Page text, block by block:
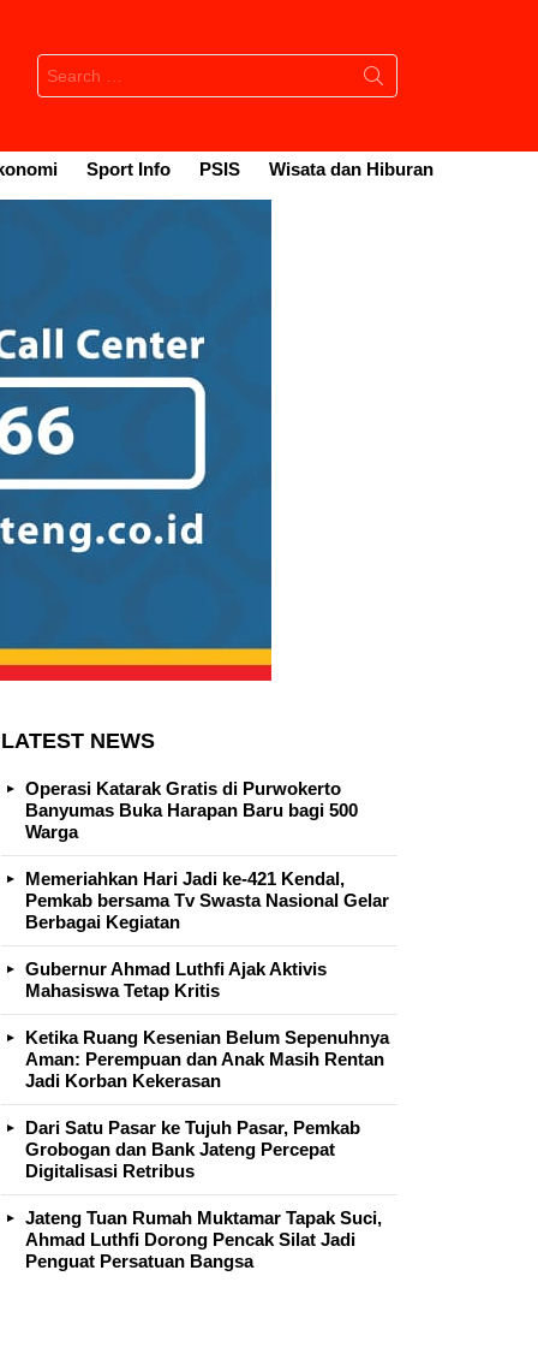
Search
for:
Sport Info PSIS Wisata dan Hiburan
LATEST NEWS
Operasi Katarak Gratis di Purwokerto
Banyumas Buka Harapan Baru bagi 500
Warga
Memeriahkan Hari Jadi ke-421 Kendal,
Pemkab bersama Tv Swasta Nasional Gelar
Berbagai Kegiatan
Gubernur Ahmad Luthfi Ajak Aktivis
Mahasiswa Tetap Kritis
Ketika Ruang Kesenian Belum Sepenuhnya
Aman: Perempuan dan Anak Masih Rentan
Jadi Korban Kekerasan
Dari Satu Pasar ke Tujuh Pasar, Pemkab
Grobogan dan Bank Jateng Percepat
Digitalisasi Retribus
Jateng Tuan Rumah Muktamar Tapak Suci,
Ahmad Luthfi Dorong Pencak Silat Jadi
Penguat Persatuan Bangsa